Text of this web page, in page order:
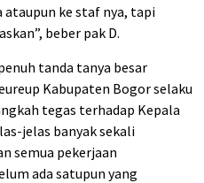
ataupun ke staf nya, tapi
beber pak D.
tanda tanya besar
Kabupaten Bogor selaku
tegas terhadap Kepala
jelas banyak sekali
semua pekerjaan
ada satupun yang